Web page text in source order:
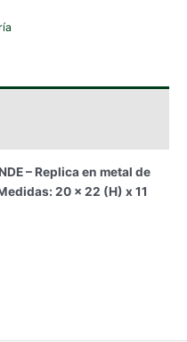
– Replica en metal de
20 x 22 (H) x 11